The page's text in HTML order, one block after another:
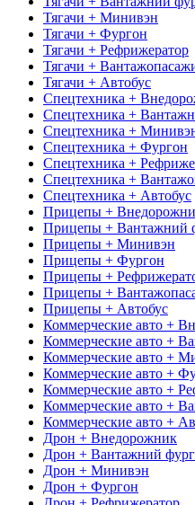
Тягачи + Минивэн
Тягачи + Фургон
Тягачи + Рефрижератор
Тягачи +
Тягачи + Автобус
Спецтехника +
Спецтехника +
Спецтехника +
Спецтехника + Фургон
Спецтехника +
Спецтехника +
Спецтехника + Автобус
Прицепы +
Прицепы + Вантажний
Прицепы + Минивэн
Прицепы + Фургон
Прицепы +
Прицепы +
Прицепы + Автобус
Коммерческие авто +
Коммерческие авто +
Коммерческие авто +
Коммерческие авто +
Коммерческие авто +
Коммерческие авто +
Коммерческие авто +
Дрон + Внедорожник
Дрон + Вантажний
Дрон + Минивэн
Дрон + Фургон